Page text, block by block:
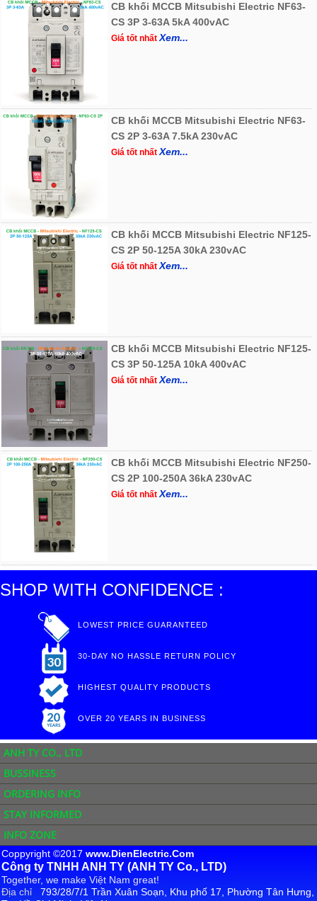
CB khối MCCB Mitsubishi Electric NF63-
CS 3P 3-63A 5kA 400vAC
Giá tốt nhấtXem...
CB khối MCCB Mitsubishi Electric NF63-
CS 2P 3-63A 7.5kA 230vAC
Giá tốt nhấtXem...
CB khối MCCB Mitsubishi Electric NF125-
CS 2P 50-125A 30kA 230vAC
Giá tốt nhấtXem...
CB khối MCCB Mitsubishi Electric NF125-
CS 3P 50-125A 10kA 400vAC
Giá tốt nhấtXem...
CB khối MCCB Mitsubishi Electric NF250-
CS 2P 100-250A 36kA 230vAC
Giá tốt nhấtXem...
SHOP WITH CONFIDENCE :
LOWEST PRICE GUARANTEED
30-DAY NO HASSLE RETURN POLICY
HIGHEST QUALITY PRODUCTS
OVER 20 YEARS IN BUSINESS
ANH TY CO., LTD
BUSSINESS
ORDERING INFO
STAY INFORMED
INFO ZONE
Coppyright ©2017www.DienElectric.Com
Công ty TNHH ANH TY (ANH TY Co., LTD)
Together, we make Việt Nam great!
Địa chỉ793/28/7/1 Trần Xuân Soạn, Khu phố 17, Phường Tân Hưng,